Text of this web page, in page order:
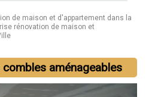
de maison et d'appartement dans la
rénovation de maison et
combles aménageables